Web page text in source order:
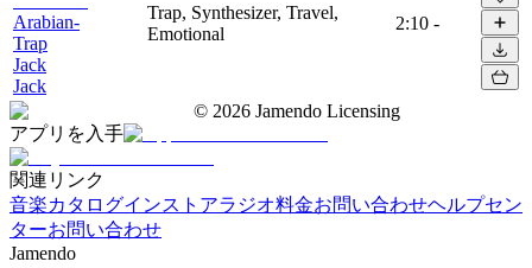
Arabian-
Trap
Jack
Jack
Trap, Synthesizer, Travel,
Emotional
2:10 -
© 2026 Jamendo Licensing
アプリを入手
関連リンク
音楽カタログインストアラジオ料金お問い合わせヘルプセン
ターお問い合わせ
Jamendo